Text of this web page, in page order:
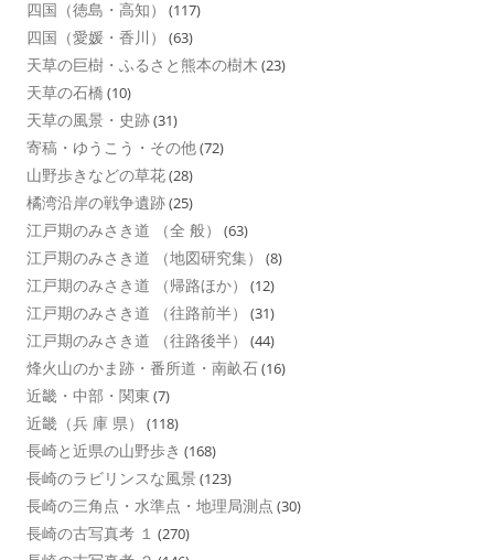
四国（徳島・高知） (117)
四国（愛媛・香川） (63)
天草の巨樹・ふるさと熊本の樹木 (23)
天草の石橋 (10)
天草の風景・史跡(31)
寄稿・ゆうこう・その他(72)
山野歩きなどの草花(28)
橘湾沿岸の戦争遺跡(25)
江戸期のみさき道 （全 般） (63)
江戸期のみさき道 （地図研究集） (8)
江戸期のみさき道 （帰路ほか） (12)
江戸期のみさき道 （往路前半） (31)
江戸期のみさき道 （往路後半） (44)
烽火山のかま跡・番所道・南畝石(16)
近畿・中部・関東 (7)
近畿（兵 庫 県） (118)
長崎と近県の山野歩き (168)
長崎のラビリンスな風景 (123)
長崎の三角点・水準点・地理局測点 (30)
長崎の古写真考 １ (270)